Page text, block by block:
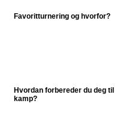
Favoritturnering og hvorfor?
Hvordan forbereder du deg til
kamp?